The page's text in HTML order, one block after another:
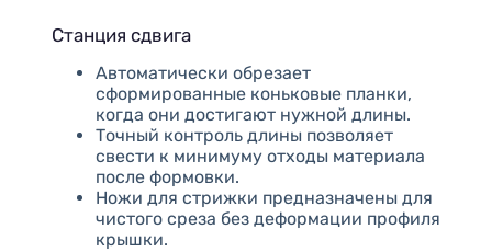
Станция сдвига
Автоматически обрезает
сформированные коньковые планки,
когда они достигают нужной длины.
Точный контроль длины позволяет
свести к минимуму отходы материала
после формовки.
Ножи для стрижки предназначены для
чистого среза без деформации профиля
крышки.